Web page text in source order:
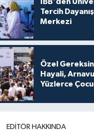
Tercih
Merkezi
Özel
Hayali,
Yüzlerce
EDITÖR HAKKINDA